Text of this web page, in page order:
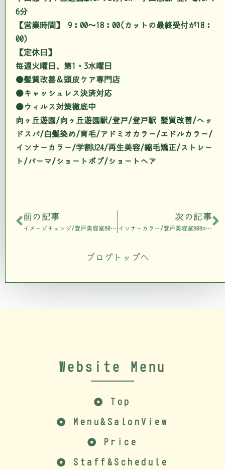
6分
【営業時間】 9：00～18：00(カットの最終受付が18：
00)
【定休日】
毎週火曜日、第1・3水曜日
●髪質改善＆頭皮ケア専門店
●キャッシュレス決済対応
●ウィルス対策徹底中
向ヶ丘遊園/向ヶ丘遊園駅/登戸/登戸駅 髪質改善/ヘッ
ドスパ/白髪染め/育毛/アドミオカラー/エドルカラー/
インナーカラー/学割U24/再生美容/縮毛矯正/ストレー
ト/パーマ/ショートボブ/ショートヘア
前の記事
イメージチェンジ/登戸美容室808nalu
次の記事
インナーカラー/登戸美容室808nalu
ブログトップへ
Website Menu
Top
Menu&SalonView
Price
Staff&Schedule